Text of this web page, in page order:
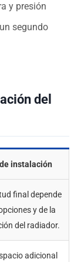
y presión
segundo
del
instalación
final depende
y de la
del radiador.
adicional